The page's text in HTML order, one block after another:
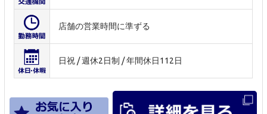
店舗の営業時間に準ずる
日祝 / 週休2日制 / 年間休日112日